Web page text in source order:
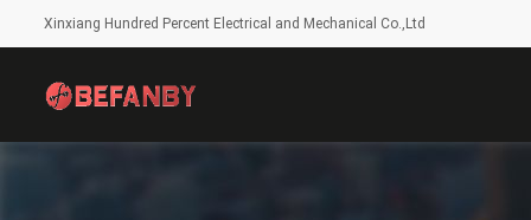
Xinxiang Hundred Percent Electrical and Mechanical Co.,Ltd